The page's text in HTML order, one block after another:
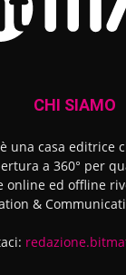
CHI SIAMO
una casa editrice
a 360° per
online ed offline
&